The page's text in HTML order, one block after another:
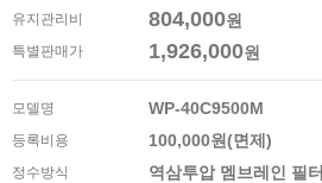
유지관리비 804,000원
특별판매가 1,926,000원
모델명 WP-40C9500M
등록비용 100,000원(면제)
정수방식 역삼투압 멤브레인 필터